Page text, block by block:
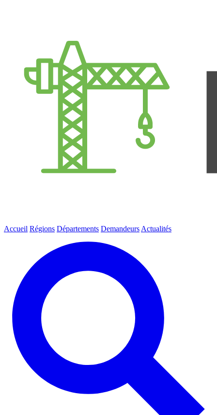
Accueil Régions Départements Demandeurs Actualités